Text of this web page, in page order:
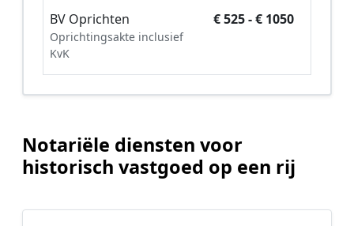
BV Oprichten
Oprichtingsakte inclusief
KvK
€ 525 - € 1050
Notariële diensten voor
historisch vastgoed op een rij